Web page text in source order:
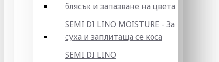
блясък и запазване на цвета
SEMI DI LINO MOISTURE - За
суха и заплитаща се коса
SEMI DI LINO